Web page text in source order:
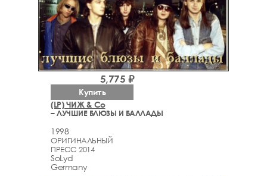
(LP) ЧИЖ & Со
– ЛУЧШИЕ БЛЮЗЫ И БАЛЛАДЫ
1998
ОРИГИНАЛЬНЫЙ
ПРЕСС 2014
SoLyd
Germany
5,775 ₽
Купить